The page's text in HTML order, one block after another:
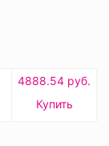
4888.54 руб.
Купить